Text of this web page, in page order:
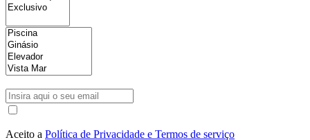
Aceito a Política de Privacidade e Termos de serviço